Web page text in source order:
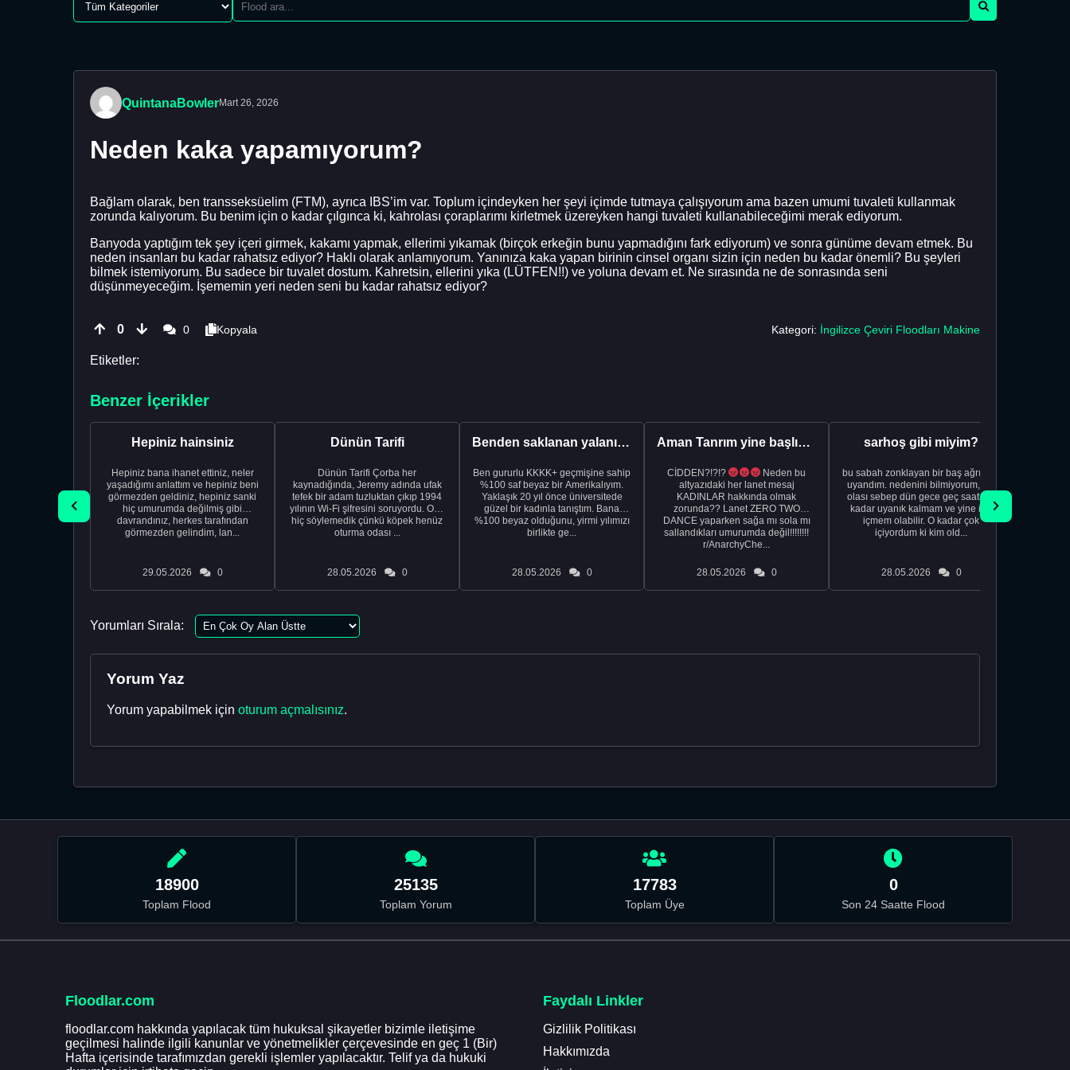
QuintanaBowlerMart 26, 2026
Neden kaka yapamıyorum?
Bağlam olarak, ben transseksüelim (FTM), ayrıca IBS’im var. Toplum içindeyken her şeyi içimde tutmaya çalışıyorum ama bazen umumi tuvaleti kullanmak
zorunda kalıyorum. Bu benim için o kadar çılgınca ki, kahrolası çoraplarımı kirletmek üzereyken hangi tuvaleti kullanabileceğimi merak ediyorum.
Banyoda yaptığım tek şey içeri girmek, kakamı yapmak, ellerimi yıkamak (birçok erkeğin bunu yapmadığını fark ediyorum) ve sonra günüme devam etmek. Bu
neden insanları bu kadar rahatsız ediyor? Haklı olarak anlamıyorum. Yanınıza kaka yapan birinin cinsel organı sizin için neden bu kadar önemli? Bu şeyleri
bilmek istemiyorum. Bu sadece bir tuvalet dostum. Kahretsin, ellerini yıka (LÜTFEN!!) ve yoluna devam et. Ne sırasında ne de sonrasında seni
düşünmeyeceğim. İşememin yeri neden seni bu kadar rahatsız ediyor?
0 0 Kopyala Kategori: İngilizce Çeviri Floodları Makine
Etiketler:
Benzer İçerikler
Hepiniz hainsiniz
Hepiniz bana ihanet ettiniz, neler
yaşadığımı anlattım ve hepiniz beni
görmezden geldiniz, hepiniz sanki
hiç umurumda değilmiş gibi
davrandınız, herkes tarafından
görmezden gelindim, lan...
29.05.2026 0
Dünün Tarifi
Dünün Tarifi Çorba her
kaynadığında, Jeremy adında ufak
tefek bir adam tuzluktan çıkıp 1994
yılının Wi-Fi şifresini soruyordu. Ona
hiç söylemedik çünkü köpek henüz
oturma odası ...
28.05.2026 0
Benden saklanan yalanı ortaya çıkardıktan sonra eşimden...
Ben gururlu KKKK+ geçmişine sahip
%100 saf beyaz bir Amerikalıyım.
Yaklaşık 20 yıl önce üniversitede
güzel bir kadınla tanıştım. Bana
%100 beyaz olduğunu, yirmi yılımızı
birlikte ge...
28.05.2026 0
Aman Tanrım yine başlıyoruz..
CİDDEN?!?!?
Neden bu
altyazıdaki her lanet mesaj
KADINLAR hakkında olmak
zorunda?? Lanet ZERO TWO
DANCE yaparken sağa mı sola mı
sallandıkları umurumda değil!!!!!!!!
r/AnarchyChe...
28.05.2026 0
sarhoş gibi miyim?
bu sabah zonklayan bir baş ağrısıyla
uyandım. nedenini bilmiyorum, tek
olası sebep dün gece geç saatlere
kadar uyanık kalmam ve yine içki
içmem olabilir. O kadar çok
içiyordum ki kim old...
28.05.2026 0
Yorumları Sırala:
Yorum Yaz
Yorum yapabilmek için oturum açmalısınız.
18900
Toplam Flood
25135
Toplam Yorum
17783
Toplam Üye
0
Son 24 Saatte Flood
Floodlar.com
floodlar.com hakkında yapılacak tüm hukuksal şikayetler bizimle iletişime
geçilmesi halinde ilgili kanunlar ve yönetmelikler çerçevesinde en geç 1 (Bir)
Hafta içerisinde tarafımızdan gerekli işlemler yapılacaktır. Telif ya da hukuki
Faydalı Linkler
Gizlilik Politikası
Hakkımızda